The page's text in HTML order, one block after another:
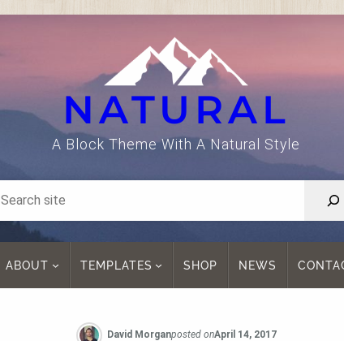
NATURAL
A Block Theme With A Natural Style
ABOUT TEMPLATES SHOP NEWS
David Morganposted onApril 14, 2017